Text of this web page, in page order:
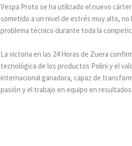
Vespa Proto se ha utilizado el nuevo
sometido a un nivel de estrés muy alto,
problema técnico durante toda la
La victoria en las 24 Horas de Zuera
tecnológica de los productos Polini y el
internacional ganadora, capaz de
pasión y el trabajo en equipo en